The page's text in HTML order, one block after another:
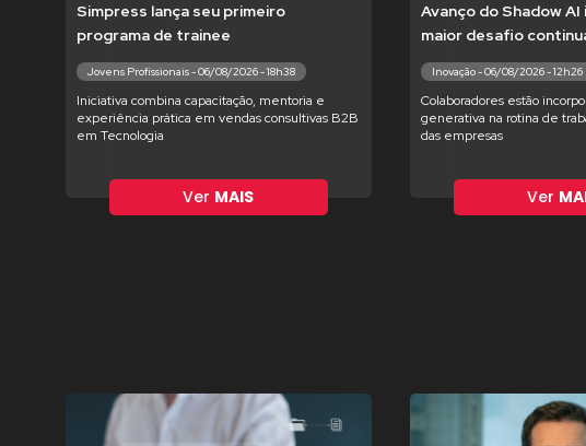
Simpress lança seu primeiro
programa de trainee
Jovens Profissionais - 06/08/2026 - 18h38
Iniciativa combina capacitação, mentoria e
experiência prática em vendas consultivas B2B
em Tecnologia
Ver MAIS
Avanço do Shadow AI
maior desafio
Inovação - 06/08/2026 - 12h26
Colaboradores estão
generativa na rotina de
das empresas
Ver